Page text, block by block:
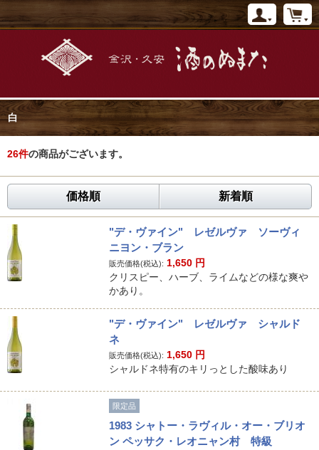
白
26件の商品がございます。
価格順 新着順
"デ・ヴァイン" レゼルヴァ ソーヴィ
ニヨン・ブラン
販売価格(税込): 1,650 円
クリスピー、ハーブ、ライムなどの様な爽や
かあり。
"デ・ヴァイン" レゼルヴァ シャルド
ネ
販売価格(税込): 1,650 円
シャルドネ特有のキリっとした酸味あり
限定品
1983 シャトー・ラヴィル・オー・ブリオ
ン ペッサク・レオニャン村 特級